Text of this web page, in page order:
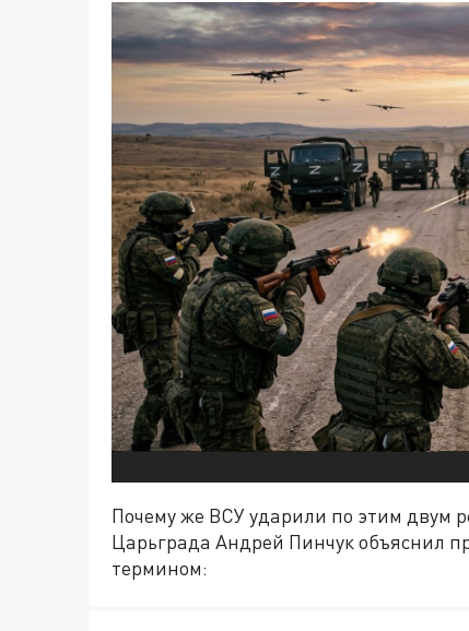
Почему же ВСУ ударили по этим двум
Царьграда Андрей Пинчук объяснил
термином: